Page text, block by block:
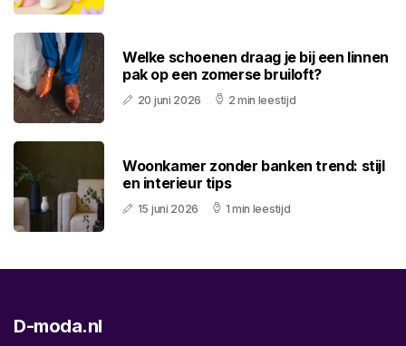
Welke schoenen draag je bij een linnen
pak op een zomerse bruiloft?
20 juni 2026 2 min leestijd
Woonkamer zonder banken trend: stijl
en interieur tips
15 juni 2026 1 min leestijd
D-moda.nl